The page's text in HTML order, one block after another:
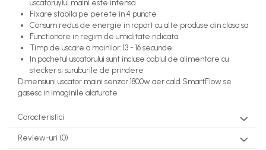
uscatoruylui maini este intensa
Fixare stabila pe perete in 4 puncte
Consum redus de energie in raport cu alte produse din clasa sa
Functionare in regim de umiditate ridicata
Timp de uscare a mainilor: 13 - 16 secunde
In pachetul uscatorului sunt incluse cablul de alimentare cu
stecker si suruburile de prindere
Dimensiuni uscator maini senzor 1800w aer cald SmartFlow se
gasesc in imaginile alaturate
Caracteristici
Review-uri (0)